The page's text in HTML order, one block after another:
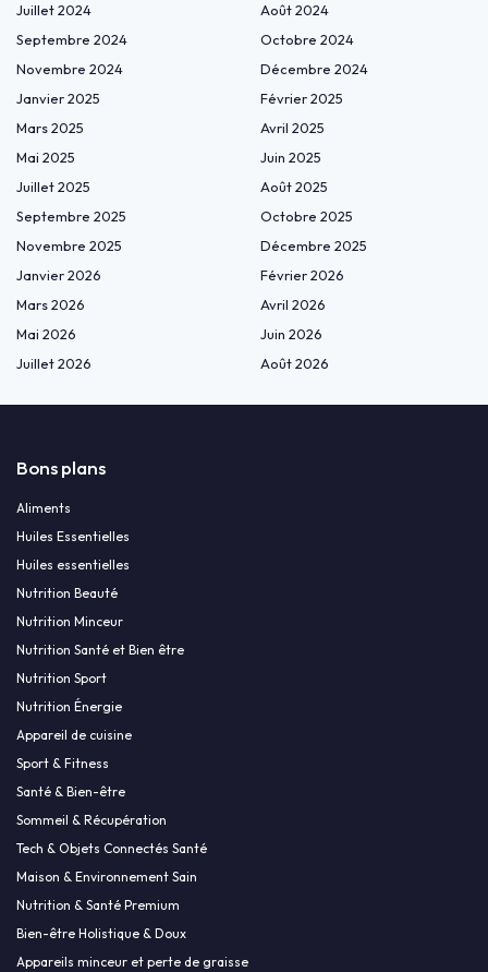
Juillet 2024
Août 2024
Septembre 2024
Octobre 2024
Novembre 2024
Décembre 2024
Janvier 2025
Février 2025
Mars 2025
Avril 2025
Mai 2025
Juin 2025
Juillet 2025
Août 2025
Septembre 2025
Octobre 2025
Novembre 2025
Décembre 2025
Janvier 2026
Février 2026
Mars 2026
Avril 2026
Mai 2026
Juin 2026
Juillet 2026
Août 2026
Bons plans
Aliments
Huiles Essentielles
Huiles essentielles
Nutrition Beauté
Nutrition Minceur
Nutrition Santé et Bien être
Nutrition Sport
Nutrition Énergie
Appareil de cuisine
Sport & Fitness
Santé & Bien-être
Sommeil & Récupération
Tech & Objets Connectés Santé
Maison & Environnement Sain
Nutrition & Santé Premium
Bien-être Holistique & Doux
Appareils minceur et perte de graisse